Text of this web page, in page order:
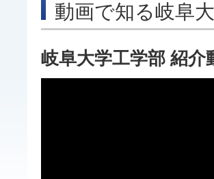
動画で知る岐阜
岐阜大学工学部 紹介